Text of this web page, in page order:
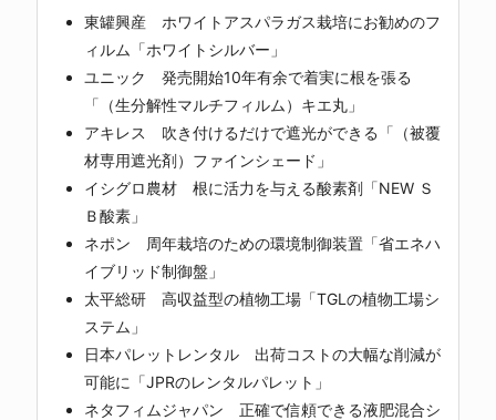
東罐興産 ホワイトアスパラガス栽培にお勧めのフ
ィルム「ホワイトシルバー」
ユニック 発売開始10年有余で着実に根を張る
「（生分解性マルチフィルム）キエ丸」
アキレス 吹き付けるだけで遮光ができる「（被覆
材専用遮光剤）ファインシェード」
イシグロ農材 根に活力を与える酸素剤「NEW Ｓ
Ｂ酸素」
ネポン 周年栽培のための環境制御装置「省エネハ
イブリッド制御盤」
太平総研 高収益型の植物工場「TGLの植物工場シ
ステム」
日本パレットレンタル 出荷コストの大幅な削減が
可能に「JPRのレンタルパレット」
ネタフィムジャパン 正確で信頼できる液肥混合シ